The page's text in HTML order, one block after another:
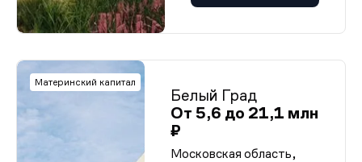
Материнский капитал
Белый Град
От 5,6 до 21,1 млн
₽
Московская область,